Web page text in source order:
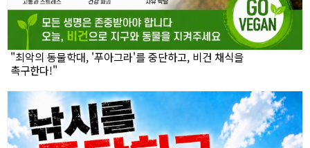
"최악의 동물학대, '푸아그라'를 중단하고, 비건 채식을
촉구한다!"